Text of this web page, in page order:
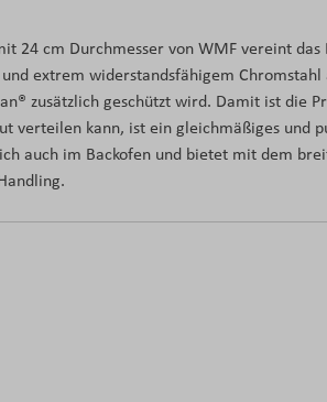
24 cm Durchmesser von WMF vereint das
extrem widerstandsfähigem Chromstahl
zusätzlich geschützt wird. Damit ist die
verteilen kann, ist ein gleichmäßiges und
auch im Backofen und bietet mit dem